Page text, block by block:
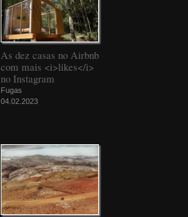
As dez casas no Airbnb
com mais <i>likes</i>
no Instagram
Fugas
04.02.2023